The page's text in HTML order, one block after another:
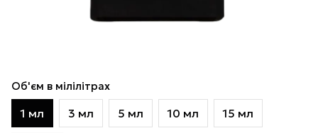
Об'єм в мілілітрах
1 мл 3 мл 5 мл 10 мл 15 мл